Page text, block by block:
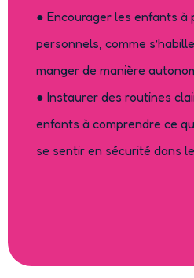
● Encourager les enfants à
personnels, comme
manger de manière
● Instaurer des routines
enfants à comprendre ce
se sentir en sécurité dans